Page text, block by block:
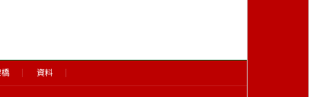
資料